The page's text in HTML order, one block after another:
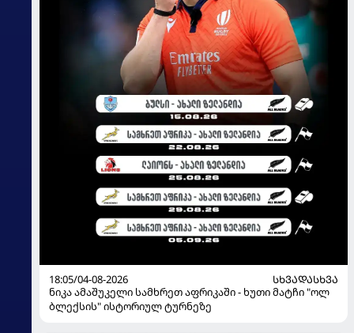
18:05/04-08-2026
ᲡᲮᲕᲐᲓᲐᲡᲮᲕᲐ
ნიკა ამაშუკელი სამხრეთ აფრიკაში - ხუთი მატჩი "ოლ
ბლექსის" ისტორიულ ტურნეზე